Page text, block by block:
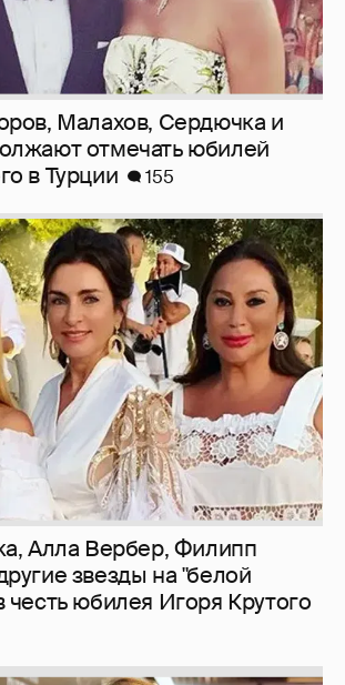
Малахов, Сердючка и
отмечать юбилей
в Турции
155
Алла Вербер, Филипп
звезды на "белой
честь юбилея Игоря Крутого